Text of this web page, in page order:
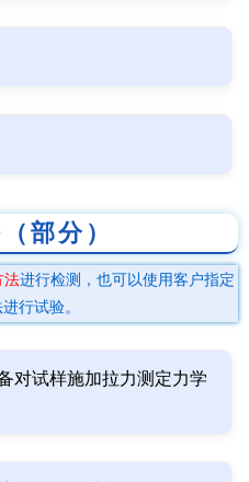
部分）
法进行检测，也可以使用客户指定
行试验。
对试样施加拉力测定力学